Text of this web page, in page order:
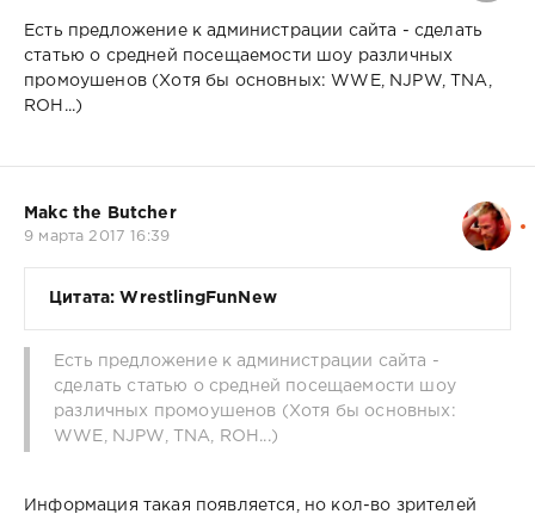
Есть предложение к администрации сайта - сделать
статью о средней посещаемости шоу различных
промоушенов (Хотя бы основных: WWE, NJPW, TNA,
ROH...)
Makc the Butcher
9 марта 2017 16:39
Цитата: WrestlingFunNew
Есть предложение к администрации сайта -
сделать статью о средней посещаемости шоу
различных промоушенов (Хотя бы основных:
WWE, NJPW, TNA, ROH...)
Информация такая появляется, но кол-во зрителей